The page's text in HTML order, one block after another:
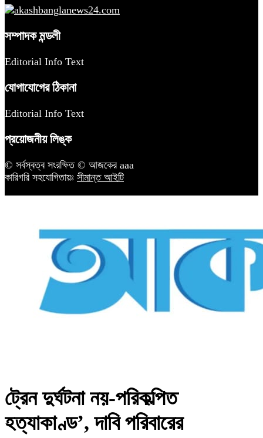
সম্পাদক মন্ডলী
Editorial Info Text
যোগাযোগের ঠিকানা
Editorial Info Text
প্রয়োজনীয় লিঙ্ক
© সর্বস্বত্ব সংরক্ষিত © আজকের aaa
কারিগরি সহযোগিতায়ঃ সীমান্ত আইটি
ট্রেন দুর্ঘটনা নয়-পরিকল্পিত
হত্যাকাণ্ড’, দাবি পরিবারের